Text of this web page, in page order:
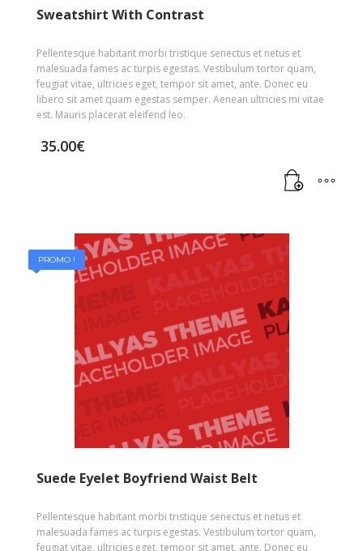
Sweatshirt With Contrast
Pellentesque habitant morbi tristique senectus et netus et
malesuada fames ac turpis egestas. Vestibulum tortor quam,
feugiat vitae, ultricies eget, tempor sit amet, ante. Donec eu
libero sit amet quam egestas semper. Aenean ultricies mi vitae
est. Mauris placerat eleifend leo.
35.00€
PROMO !
Suede Eyelet Boyfriend Waist Belt
Pellentesque habitant morbi tristique senectus et netus et
malesuada fames ac turpis egestas. Vestibulum tortor quam,
feugiat vitae, ultricies eget, tempor sit amet, ante. Donec eu